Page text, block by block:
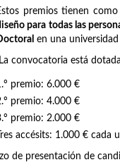
premios tienen
para todas las
en una
convocatoria está
premio: 6.000 €
premio: 4.000 €
premio: 2.000 €
accésits: 1.000 € cada
de presentación de